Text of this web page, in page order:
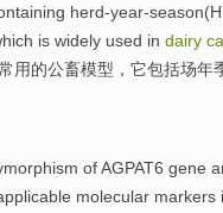
herd-year-
is widely used in dairy
用的公畜模型， 它包括场年
ofAGPAT6 gene
molecular markers